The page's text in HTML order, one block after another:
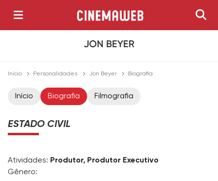
JON BEYER
Início Personalidades Jon Beyer Biografia
Início Biografia Filmografia
ESTADO CIVIL
Atividades: Produtor, Produtor Executivo
Gênero: